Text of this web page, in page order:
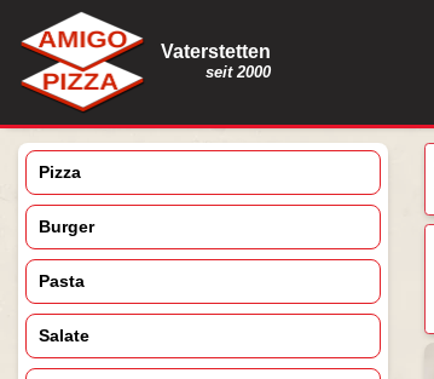
Vaterstetten
seit 2000
Pizza
Burger
Pasta
Salate